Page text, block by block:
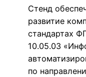
Стенд
развитие
стандартах
10.05.03
по